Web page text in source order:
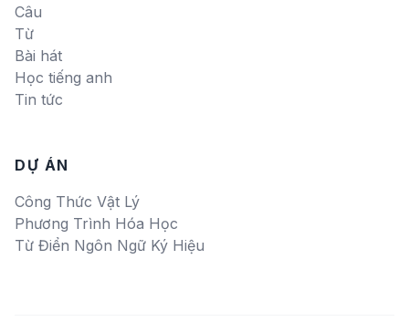
Câu
Từ
Bài hát
Học tiếng anh
Tin tức
DỰ ÁN
Công Thức Vật Lý
Phương Trình Hóa Học
Từ Điển Ngôn Ngữ Ký Hiệu